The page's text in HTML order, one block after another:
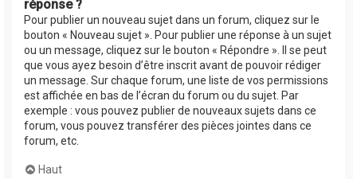
réponse ?
Pour publier un nouveau sujet dans un forum, cliquez sur le
bouton « Nouveau sujet ». Pour publier une réponse à un sujet
ou un message, cliquez sur le bouton « Répondre ». Il se peut
que vous ayez besoin d’être inscrit avant de pouvoir rédiger
un message. Sur chaque forum, une liste de vos permissions
est affichée en bas de l’écran du forum ou du sujet. Par
exemple : vous pouvez publier de nouveaux sujets dans ce
forum, vous pouvez transférer des pièces jointes dans ce
forum, etc.
Haut